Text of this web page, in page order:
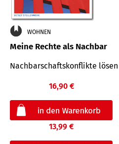
WOHNEN
Meine Rechte als Nachbar
Nach­bar­schafts­konflikte lösen
16,90 €
13,99 €